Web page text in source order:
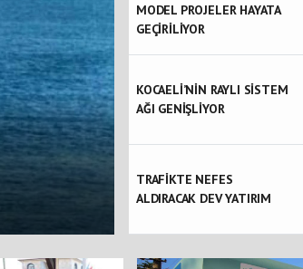
KOSKEM 165
MODEL PROJELER HAYATA
GEÇİRİLİYOR
KOCAELİ’NİN RAYLI SİSTEM
AĞI GENİŞLİYOR
TRAFİKTE NEFES
ALDIRACAK DEV YATIRIM